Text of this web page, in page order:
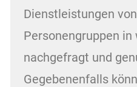
Dienstleistungen
Personengruppen in
nachgefragt und
Gegebenenfalls